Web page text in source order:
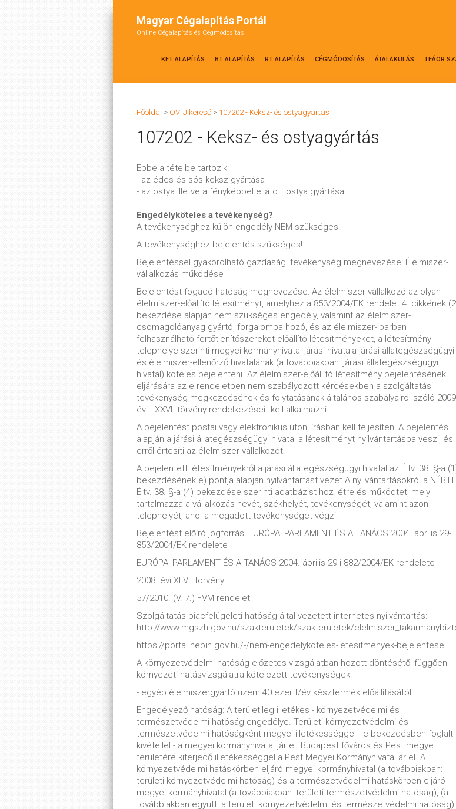
Magyar Cégalapítás Portál
Online Cégalapítás és Cégmódosítás
KFT ALAPÍTÁS BT ALAPÍTÁS RT ALAPÍTÁS CÉGMÓDOSÍTÁS ÁTALAKULÁS TEÁOR
Főoldal > ÖVTJ kereső > 107202 - Keksz- és ostyagyártás
107202 - Keksz- és ostyagyártás
Ebbe a tételbe tartozik:
- az édes és sós keksz gyártása
- az ostya illetve a fényképpel ellátott ostya gyártása
Engedélyköteles a tevékenység?
A tevékenységhez külön engedély NEM szükséges!
A tevékenységhez bejelentés szükséges!
Bejelentéssel gyakorolható gazdasági tevékenység megnevezése: Élelmiszer-
vállalkozás működése
Bejelentést fogadó hatóság megnevezése: Az élelmiszer-vállalkozó az olyan
élelmiszer-előállító létesítményt, amelyhez a 853/2004/EK rendelet 4. cikkének
bekezdése alapján nem szükséges engedély, valamint az élelmiszer-
csomagolóanyag gyártó, forgalomba hozó, és az élelmiszer-iparban
felhasználható fertőtlenítőszereket előállító létesítményeket, a létesítmény
telephelye szerinti megyei kormányhivatal járási hivatala járási állategészségügyi
és élelmiszer-ellenőrző hivatalának (a továbbiakban: járási állategészségügyi
hivatal) köteles bejelenteni. Az élelmiszer-előállító létesítmény bejelentésének
eljárására az e rendeletben nem szabályozott kérdésekben a szolgáltatási
tevékenység megkezdésének és folytatásának általános szabályairól szóló
évi LXXVI. törvény rendelkezéseit kell alkalmazni.
A bejelentést postai vagy elektronikus úton, írásban kell teljesíteni.A bejelentés
alapján a járási állategészségügyi hivatal a létesítményt nyilvántartásba veszi, és
erről értesíti az élelmiszer-vállalkozót.
A bejelentett létesítményekről a járási állategészségügyi hivatal az Éltv. 38. §-a
bekezdésének e) pontja alapján nyilvántartást vezet.A nyilvántartásokról a NÉBIH
Éltv. 38. §-a (4) bekezdése szerinti adatbázist hoz létre és működtet, mely
tartalmazza a vállalkozás nevét, székhelyét, tevékenységét, valamint azon
telephelyét, ahol a megadott tevékenységet végzi.
Bejelentést előíró jogforrás: EURÓPAI PARLAMENT ÉS A TANÁCS 2004. április 29-i
853/2004/EK rendelete
EURÓPAI PARLAMENT ÉS A TANÁCS 2004. április 29-i 882/2004/EK rendelete
2008. évi XLVI. törvény
57/2010. (V. 7.) FVM rendelet
Szolgáltatás piacfelügeleti hatóság által vezetett internetes nyilvántartás:
http://www.mgszh.gov.hu/szakteruletek/szakteruletek/
https://portal.nebih.gov.hu/-/nem-engedelykoteles-letesitmenyek-bejelentese
A környezetvédelmi hatóság előzetes vizsgálatban hozott döntésétől függően
környezeti hatásvizsgálatra kötelezett tevékenységek:
- egyéb élelmiszergyártó üzem 40 ezer t/év késztermék előállításától
Engedélyező hatóság: A területileg illetékes - környezetvédelmi és
természetvédelmi hatóság engedélye. Területi környezetvédelmi és
természetvédelmi hatóságként megyei illetékességgel - e bekezdésben foglalt
kivétellel - a megyei kormányhivatal jár el. Budapest főváros és Pest megye
területére kiterjedő illetékességgel a Pest Megyei Kormányhivatal ár el. A
környezetvédelmi hatáskörben eljáró megyei kormányhivatal (a továbbiakban:
területi környezetvédelmi hatóság) és a természetvédelmi hatáskörben eljáró
megyei kormányhivatal (a továbbiakban: területi természetvédelmi hatóság), (a
továbbiakban együtt: a területi környezetvédelmi és természetvédelmi hatóság)